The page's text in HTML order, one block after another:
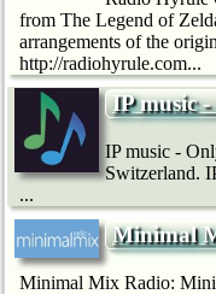
from The Legend of
arrangements of the
http://radiohyrule.com...
IP music -
IP music -
Switzerland.
...
Minimal
Minimal Mix Radio: